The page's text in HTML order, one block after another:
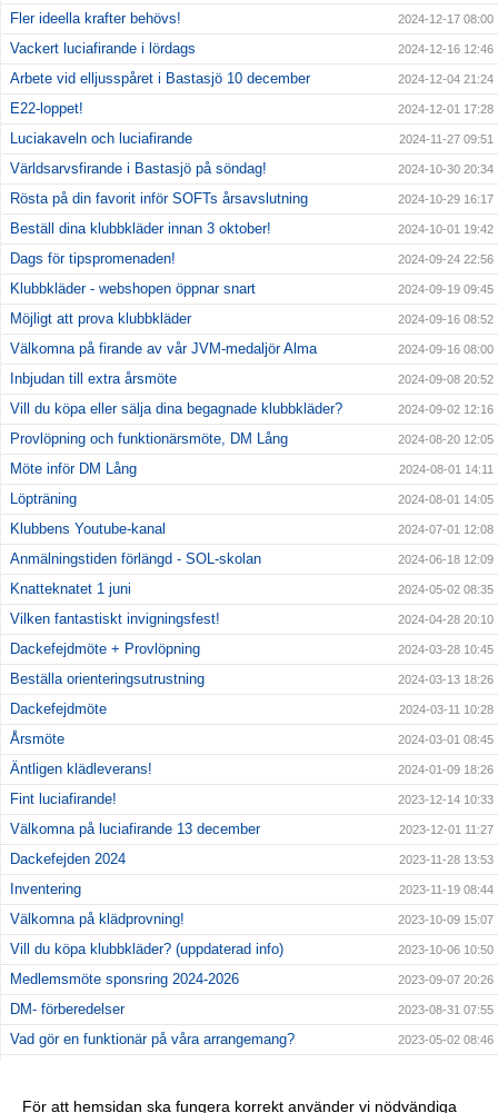
Fler ideella krafter behövs! 2024-12-17 08:00
Vackert luciafirande i lördags 2024-12-16 12:46
Arbete vid elljusspåret i Bastasjö 10 december 2024-12-04 21:24
E22-loppet! 2024-12-01 17:28
Luciakaveln och luciafirande 2024-11-27 09:51
Världsarvsfirande i Bastasjö på söndag! 2024-10-30 20:34
Rösta på din favorit inför SOFTs årsavslutning 2024-10-29 16:17
Beställ dina klubbkläder innan 3 oktober! 2024-10-01 19:42
Dags för tipspromenaden! 2024-09-24 22:56
Klubbkläder - webshopen öppnar snart 2024-09-19 09:45
Möjligt att prova klubbkläder 2024-09-16 08:52
Välkomna på firande av vår JVM-medaljör Alma 2024-09-16 08:00
Inbjudan till extra årsmöte 2024-09-08 20:52
Vill du köpa eller sälja dina begagnade klubbkläder? 2024-09-02 12:16
Provlöpning och funktionärsmöte, DM Lång 2024-08-20 12:05
Möte inför DM Lång 2024-08-01 14:11
Löpträning 2024-08-01 14:05
Klubbens Youtube-kanal 2024-07-01 12:08
Anmälningstiden förlängd - SOL-skolan 2024-06-18 12:09
Knatteknatet 1 juni 2024-05-02 08:35
Vilken fantastiskt invigningsfest! 2024-04-28 20:10
Dackefejdmöte + Provlöpning 2024-03-28 10:45
Beställa orienteringsutrustning 2024-03-13 18:26
Dackefejdmöte 2024-03-11 10:28
Årsmöte 2024-03-01 08:45
Äntligen klädleverans! 2024-01-09 18:26
Fint luciafirande! 2023-12-14 10:33
Välkomna på luciafirande 13 december 2023-12-01 11:27
Dackefejden 2024 2023-11-28 13:53
Inventering 2023-11-19 08:44
Välkomna på klädprovning! 2023-10-09 15:07
Vill du köpa klubbkläder? (uppdaterad info) 2023-10-06 10:50
Medlemsmöte sponsring 2024-2026 2023-09-07 20:26
DM- förberedelser 2023-08-31 07:55
Vad gör en funktionär på våra arrangemang? 2023-05-02 08:46
Arbetskväll i Bastasjö 2023-03-28 17:16
För att hemsidan ska fungera korrekt använder vi nödvändiga